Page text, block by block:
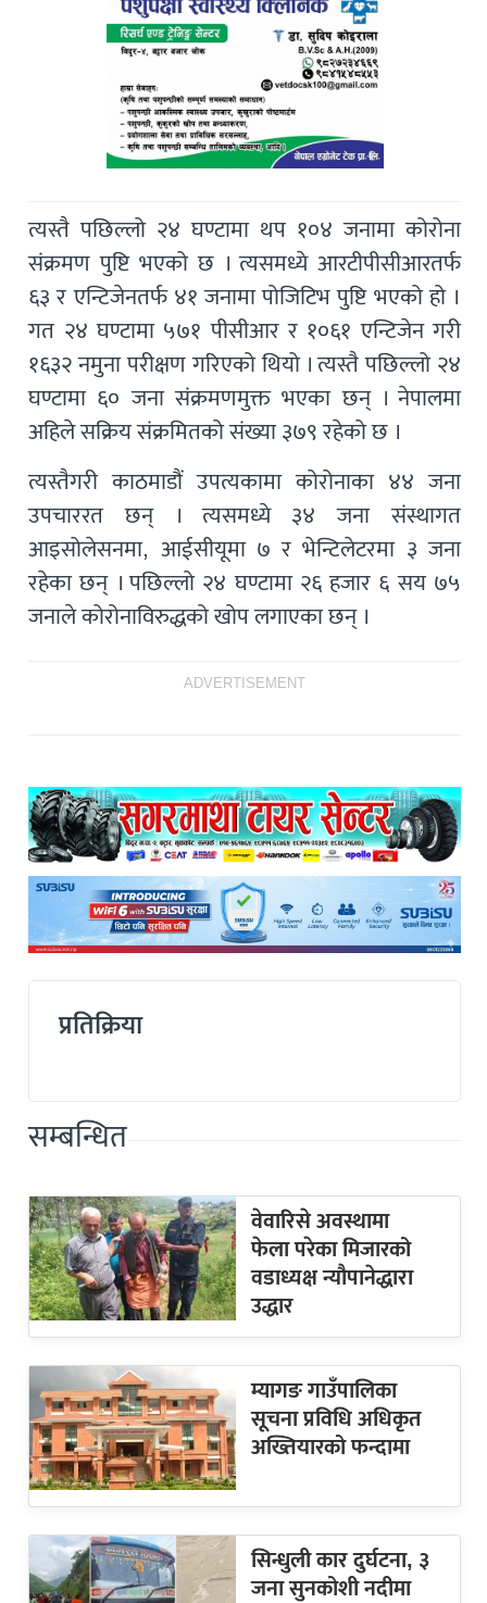
त्यस्तै पछिल्लो २४ घण्टामा थप १०४ जनामा कोरोना
संक्रमण पुष्टि भएको छ । त्यसमध्ये आरटीपीसीआरतर्फ
६३ र एन्टिजेनतर्फ ४१ जनामा पोजिटिभ पुष्टि भएको हो ।
गत २४ घण्टामा ५७१ पीसीआर र १०६१ एन्टिजेन गरी
१६३२ नमुना परीक्षण गरिएको थियो । त्यस्तै पछिल्लो २४
घण्टामा ६० जना संक्रमणमुक्त भएका छन् । नेपालमा
अहिले सक्रिय संक्रमितको संख्या ३७९ रहेको छ ।
त्यस्तैगरी काठमाडौं उपत्यकामा कोरोनाका ४४ जना
उपचाररत छन् । त्यसमध्ये ३४ जना संस्थागत
आइसोलेसनमा, आईसीयूमा ७ र भेन्टिलेटरमा ३ जना
रहेका छन् । पछिल्लो २४ घण्टामा २६ हजार ६ सय ७५
जनाले कोरोनाविरुद्धको खोप लगाएका छन् ।
ADVERTISEMENT
प्रतिक्रिया
सम्बन्धित
वेवारिसे अवस्थामा
फेला परेका मिजारको
वडाध्यक्ष न्यौपानेद्धारा
उद्धार
म्यागङ गाउँपालिका
सूचना प्रविधि अधिकृत
अख्तियारको फन्दामा
सिन्धुली कार दुर्घटना, ३
जना सुनकोशी नदीमा